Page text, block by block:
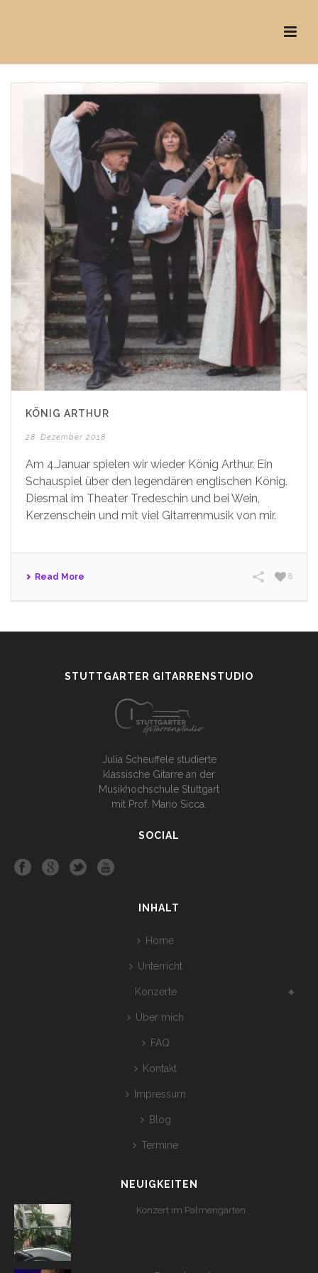
KÖNIG ARTHUR
28. Dezember 2018
Am 4.Januar spielen wir wieder König Arthur. Ein
Schauspiel über den legendären englischen König.
Diesmal im Theater Tredeschin und bei Wein,
Kerzenschein und mit viel Gitarrenmusik von mir.
Read More 8
STUTTGARTER GITARRENSTUDIO
Julia Scheuffele studierte
klassische Gitarre an der
Musikhochschule Stuttgart
mit Prof. Mario Sicca.
SOCIAL
INHALT
Home
Unterricht
Konzerte
Über mich
FAQ
Kontakt
Impressum
Blog
Termine
NEUIGKEITEN
Konzert im Palmengarten